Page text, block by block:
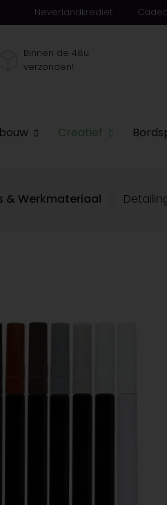
Neverlandkrediet
Binnen de 48u
verzonden!
Creatief
& Werkmateriaal